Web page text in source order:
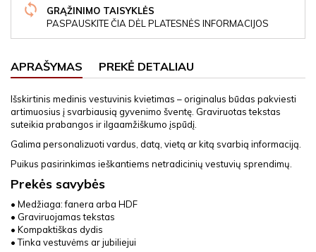
GRĄŽINIMO TAISYKLĖS
PASPAUSKITE ČIA DĖL PLATESNĖS INFORMACIJOS
APRAŠYMAS PREKĖ DETALIAU
Išskirtinis medinis vestuvinis kvietimas – originalus būdas pakviesti
artimuosius į svarbiausią gyvenimo šventę. Graviruotas tekstas
suteikia prabangos ir ilgaamžiškumo įspūdį.
Galima personalizuoti vardus, datą, vietą ar kitą svarbią informaciją.
Puikus pasirinkimas ieškantiems netradicinių vestuvių sprendimų.
Prekės savybės
• Medžiaga: fanera arba HDF
• Graviruojamas tekstas
• Kompaktiškas dydis
• Tinka vestuvėms ar jubiliejui